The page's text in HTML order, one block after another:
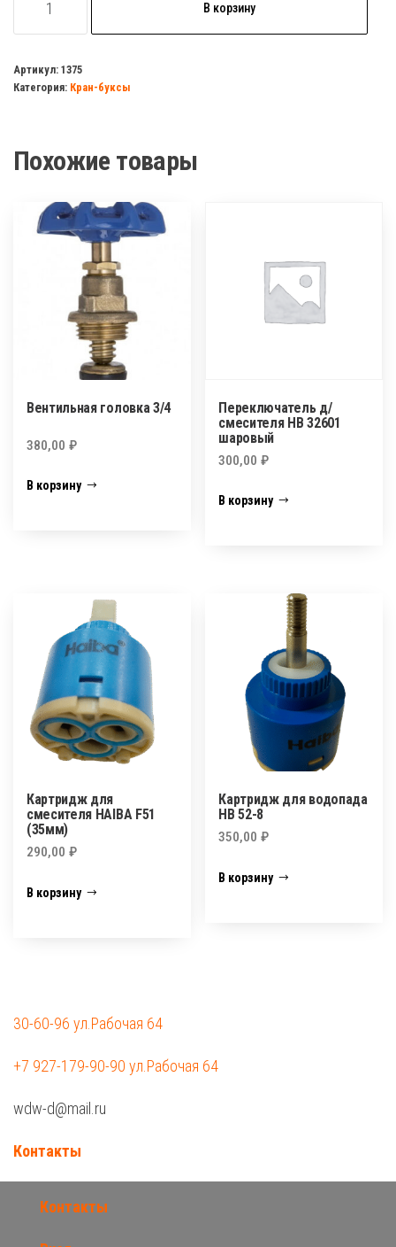
товара
букса
1/2
шлицов
резьбой
В корзину
Артикул: 1375
Категория: Кран-буксы
Похожие товары
Вентильная головка 3/4
380,00 ₽
В корзину
Переключатель д/
смесителя HB 32601
шаровый
300,00₽
В корзину
Картридж для
смесителя HAIBA F51
(35мм)
290,00 ₽
В корзину
Картридж для водопада
HB 52-8
350,00₽
В корзину
30-60-96 ул.Рабочая 64
+7 927-179-90-90 ул.Рабочая 64
wdw-d@mail.ru
Контакты
Контакты